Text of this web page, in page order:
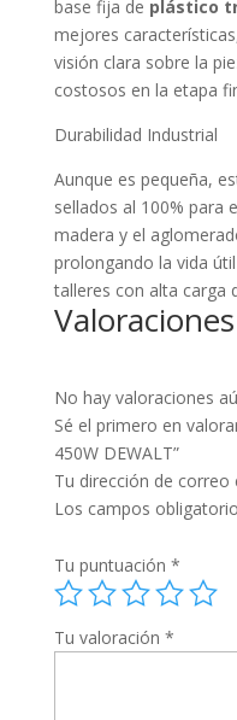
base fija de plástico
mejores
visión clara sobre la
costosos en la etapa
Durabilidad Industrial
Aunque es pequeña,
sellados al 100% para
madera y el
prolongando la vida
talleres con alta carga
Valoraciones
No hay valoraciones
Sé el primero en
450W DEWALT”
Tu dirección de correo
Los campos
Tu puntuación *
Tu valoración *